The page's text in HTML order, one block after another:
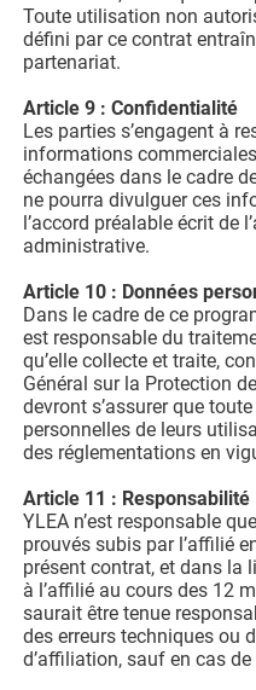
Toute utilisation non
défini par ce contrat
partenariat.
Article 9 : Confidentialité
Les parties s’engagent à
informations
échangées dans le cadre
ne pourra divulguer ces
l’accord préalable écrit de
administrative.
Article 10 : Données
Dans le cadre de ce
est responsable du
qu’elle collecte et traite,
Général sur la Protection
devront s’assurer que
personnelles de leurs
des réglementations en
Article 11 : Responsabilité
YLEA n’est responsable
prouvés subis par l’affilié
présent contrat, et dans la
à l’affilié au cours des 12
saurait être tenue
des erreurs techniques ou
d’affiliation, sauf en cas